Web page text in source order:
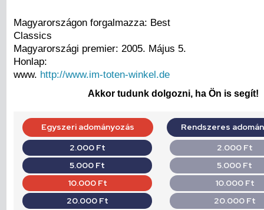
Magyarországon forgalmazza: Best
Classics
Magyarországi premier: 2005. Május 5.
Honlap:
www. http://www.im-toten-winkel.de
Akkor tudunk dolgozni, ha Ön is segít!